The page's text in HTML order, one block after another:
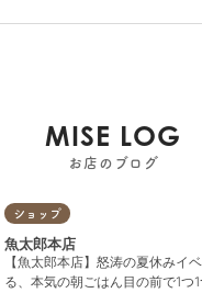
MISE LOG
お店のブログ
ショップ
魚太郎本店
【魚太郎本店】怒涛の夏休みイ
る、本気の朝ごはん目の前で1つ